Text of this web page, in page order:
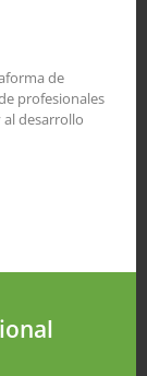
de
profesionales
desarrollo